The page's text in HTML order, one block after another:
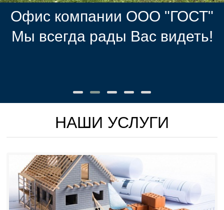
Офис компании ООО "ГОСТ"
Мы всегда рады Вас видеть!
НАШИ УСЛУГИ